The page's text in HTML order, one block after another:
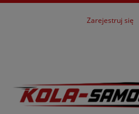
Zarejestruj się